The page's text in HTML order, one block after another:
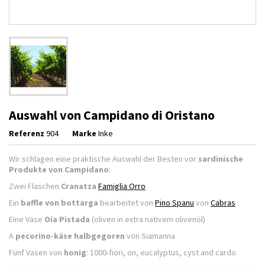
Auswahl von Campidano di Oristano
Referenz 904 Marke Inke
Wir schlagen eine praktische Auswahl der Besten vor sardinische
Produkte von Campidano:
Zwei Flaschen Cranatza Famiglia Orro
Ein baffle von bottarga bearbeitet von Pino Spanu von Cabras
Eine Vase Oia Pistada (oliven in extra nativem olivenöl)
A pecorino-käse halbgegoren von Siamanna
Fünf Vasen von honig: 1000-fiori, on, eucalyptus, cyst and cardo.